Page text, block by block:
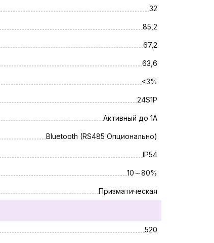
32
85,2
67,2
63,6
<3%
24S1P
Активный до 1А
Bluetooth (RS485 Опционально)
IP54
10～80%
Призматическая
520